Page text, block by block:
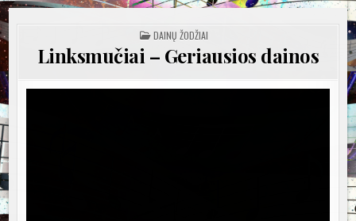
POSTED
IN
DAINŲ ŽODŽIAI
Linksmučiai – Geriausios dainos